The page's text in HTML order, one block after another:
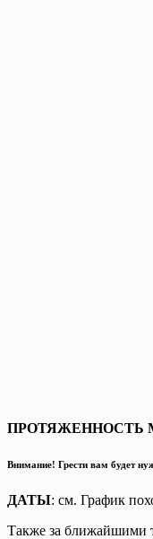
ПРОТЯЖЕННОСТЬ
Внимание! Грести вам будет
ДАТЫ: см. График
Также за ближайшими